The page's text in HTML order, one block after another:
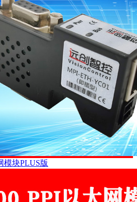
模块PLUS版